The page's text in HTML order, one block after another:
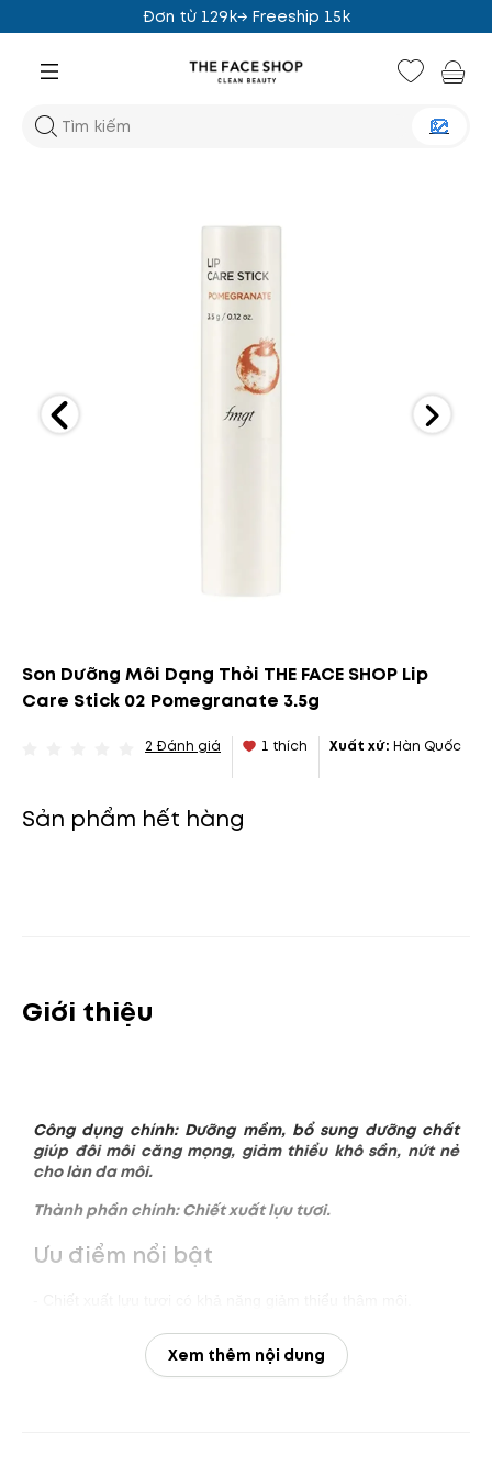
Đơn từ 129k→ Freeship 15k
Son Dưỡng Môi Dạng Thỏi THE FACE SHOP Lip
Care Stick 02 Pomegranate 3.5g
2 Đánh giá 1 thích Xuất xứ: Hàn Quốc
Sản phẩm hết hàng
Giới thiệu
Công dụng chính: Dưỡng mềm, bổ sung dưỡng chất
giúp đôi môi căng mọng, giảm thiểu khô sần, nứt nẻ
cho làn da môi.
Thành phần chính: Chiết xuất lựu tươi.
Ưu điểm nổi bật
- Giảm thiểu khô sần, bong tróc và nứt nẻ cho đôi môi căng
mọng tràn đầy sức sống.Xem thêm nội dung